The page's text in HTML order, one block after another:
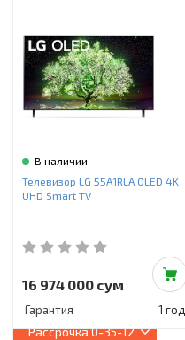
В наличии
Телевизор LG 55A1RLA OLED 4K
UHD Smart TV
16 974 000 сум
Гарантия 1 год
Рассрочка0-35-12